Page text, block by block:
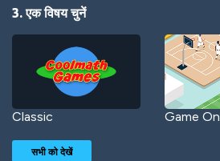
3. एक विषय चुनें
Classic Game On
सभी को देखें